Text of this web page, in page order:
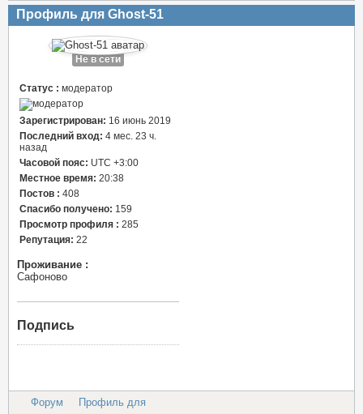
Профиль для Ghost-51
Не в сети
Статус : модератор
Зарегистрирован: 16 июнь 2019
Последний вход: 4 мес. 23 ч.
назад
Часовой пояс: UTC +3:00
Местное время: 20:38
Постов : 408
Спасибо получено: 159
Просмотр профиля : 285
Репутация: 22
Проживание :
Сафоново
Подпись
Форум
Профиль для